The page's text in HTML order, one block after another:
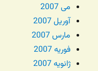
می 2007
آوریل 2007
مارس 2007
فوریه 2007
ژانویه 2007